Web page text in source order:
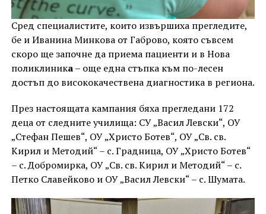
Сред специалистите, които извършиха прегледите,
бе и Иванина Минкова от Габрово, която съвсем
скоро ще започне да приема пациенти и в Нова
поликлиника– още една стъпка към по-лесен
достъп до висококачествена диагностика в региона.
През настоящата кампания бяха прегледани 172
деца от следните училища: СУ „Васил Левски“, ОУ
„Стефан Пешев“, ОУ „Христо Ботев“, ОУ „Св. св.
Кирил и Методий“ – с. Градница, ОУ „Христо Ботев“
– с. Добромирка, ОУ „Св. св. Кирил и Методий“ – с.
Петко Славейковo и ОУ „Васил Левски“ – с. Шумата.